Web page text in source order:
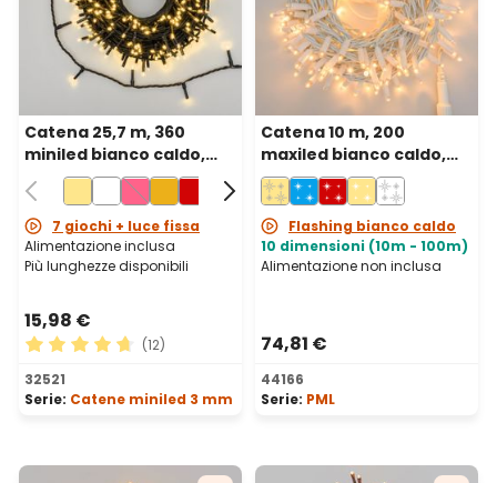
Catena 25,7 m, 360
miniled bianco caldo,
cavo verde
7 giochi + luce fissa
Alimentazione inclusa
Più lunghezze disponibili
15,98 €
Valutazione media di 4.83 su 5 stelle
(12)
32521
Serie: Catene miniled 3 mm
Catena 10 m, 200
maxiled bianco caldo,
cavo bianco,
prolungabile, IP67
Flashing bianco caldo
10 dimensioni (10m - 100m)
Alimentazione non inclusa
74,81 €
44166
Serie: PML